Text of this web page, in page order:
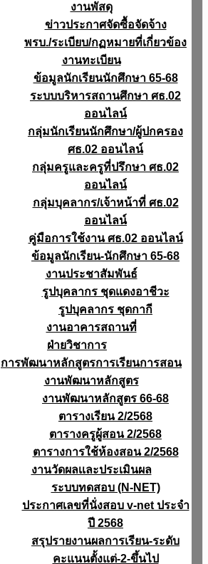
งานพัสดุ
ข่าวประกาศจัดซื้อจัดจ้าง
พรบ./ระเบียบ/กฏหมายที่เกี่ยวข้อง
งานทะเบียน
ข้อมูลนักเรียนนักศึกษา 65-68
ระบบบริหารสถานศึกษา ศธ.02
ออนไลน์
กลุ่มนักเรียนนักศึกษา/ผู้ปกครอง
ศธ.02 ออนไลน์
กลุ่มครูและครูที่ปรึกษา ศธ.02
ออนไลน์
กลุ่มบุคลากร/เจ้าหน้าที่ ศธ.02
ออนไลน์
คู่มือการใช้งาน ศธ.02 ออนไลน์
ข้อมูลนักเรียน-นักศึกษา 65-68
งานประชาสัมพันธ์
รูปบุคลากร ชุดแดงอาชีวะ
รูปบุคลากร ชุดกากี
งานอาคารสถานที่
ฝ่ายวิชาการ
การพัฒนาหลักสูตรการเรียนการสอน
งานพัฒนาหลักสูตร
งานพัฒนาหลักสูตร 66-68
ตารางเรียน 2/2568
ตารางครูผู้สอน 2/2568
ตารางการใช้ห้องสอน 2/2568
งานวัดผลเเละประเมินผล
ระบบทดสอบ (N-NET)
ประกาศเลขที่นั่งสอบ v-net ประจำ
ปี 2568
สรุปรายงานผลการเรียน-ระดับ
คะแนนตั้งแต่-2-ขึ้นไป